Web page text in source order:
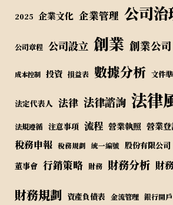
2025 企業文化 企業管理 公司治
公司章程 公司設立 創業 創業公司
成本控制 投資 損益表 數據分析 文件
法定代表人 法律 法律諮詢 法律
法規遵循 注意事項 流程 營業執照 營業
稅務申報 稅務規劃 統一編號 股份有限公司
董事會 行銷策略 財務 財務分析 財
財務規劃 資產負債表 金流管理 銀行開戶